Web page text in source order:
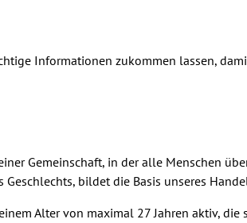
Informationen zukommen lassen,
Gemeinschaft, in der alle Menschen
bildet die Basis unseres
Alter von maximal 27 Jahren aktiv, die